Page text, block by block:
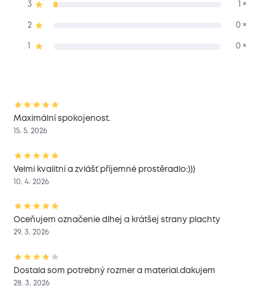
3 1 ×
2 0 ×
0 ×
Maximální spokojenost.
15. 5. 2026
Velmi kvalitní a zvlášť příjemné prostěradlo:)))
10. 4. 2026
Oceňujem označenie dlhej a krátšej strany plachty
29. 3. 2026
Dostala som potrebný rozmer a material.ďakujem
28. 3. 2026